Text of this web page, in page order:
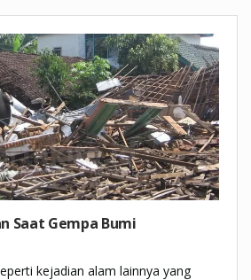
Saat Gempa Bumi
kejadian alam lainnya yang